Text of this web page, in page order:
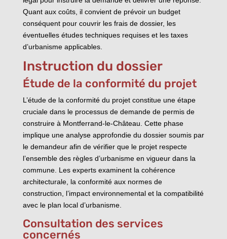
Quant aux coûts, il convient de prévoir un budget
conséquent pour couvrir les frais de dossier, les
éventuelles études techniques requises et les taxes
d’urbanisme applicables.
Instruction du dossier
Étude de la conformité du projet
L’étude de la conformité du projet constitue une étape
cruciale dans le processus de demande de permis de
construire à Montferrand-le-Château. Cette phase
implique une analyse approfondie du dossier soumis par
le demandeur afin de vérifier que le projet respecte
l’ensemble des règles d’urbanisme en vigueur dans la
commune. Les experts examinent la cohérence
architecturale, la conformité aux normes de
construction, l’impact environnemental et la compatibilité
avec le plan local d’urbanisme.
Consultation des services
concernés